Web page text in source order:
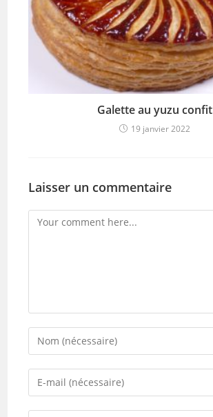
Galette au yuzu confit
19 janvier 2022
Laisser un commentaire